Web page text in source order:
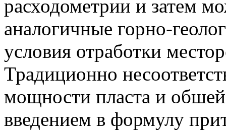
расходометрии и затем
аналогичные горно-
условия отработки
Традиционно
мощности пласта и
введением в формулу